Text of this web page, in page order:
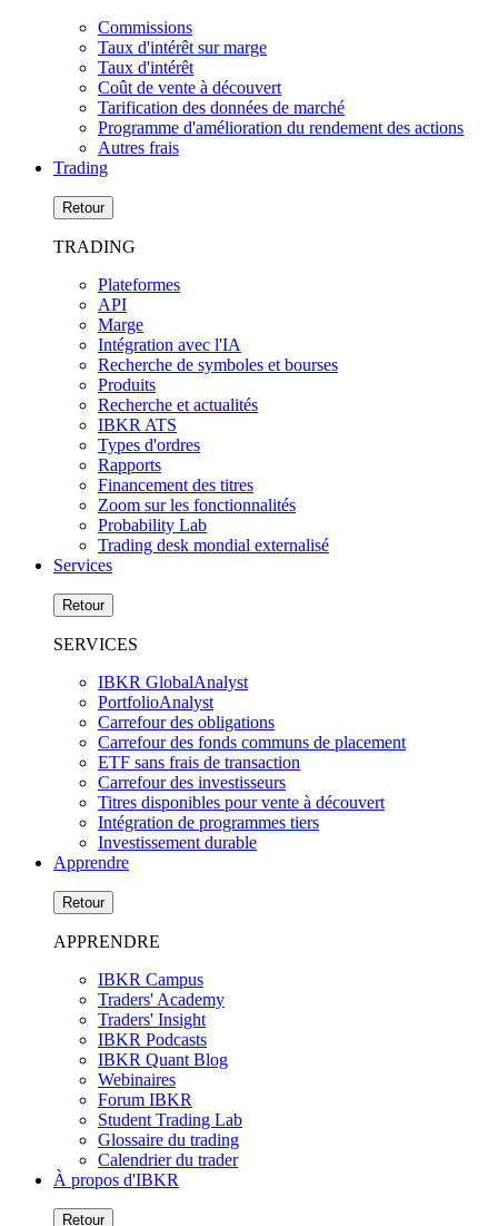
Commissions
Taux d'intérêt sur marge
Taux d'intérêt
Coût de vente à découvert
Tarification des données de marché
Programme d'amélioration du rendement des actions
Autres frais
Trading
Retour
TRADING
Plateformes
API
Marge
Intégration avec l'IA
Recherche de symboles et bourses
Produits
Recherche et actualités
IBKR ATS
Types d'ordres
Rapports
Financement des titres
Zoom sur les fonctionnalités
Probability Lab
Trading desk mondial externalisé
Services
Retour
SERVICES
IBKR GlobalAnalyst
PortfolioAnalyst
Carrefour des obligations
Carrefour des fonds communs de placement
ETF sans frais de transaction
Carrefour des investisseurs
Titres disponibles pour vente à découvert
Intégration de programmes tiers
Investissement durable
Apprendre
Retour
APPRENDRE
IBKR Campus
Traders' Academy
Traders' Insight
IBKR Podcasts
IBKR Quant Blog
Webinaires
Forum IBKR
Student Trading Lab
Glossaire du trading
Calendrier du trader
À propos d'IBKR
Retour